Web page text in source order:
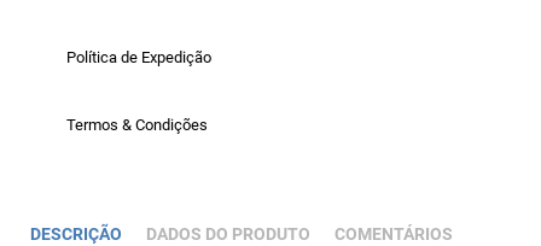
Política de Expedição
Termos & Condições
DESCRIÇÃO DADOS DO PRODUTO COMENTÁRIOS